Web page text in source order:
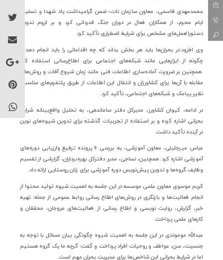
محمدمهدی قاسمی، معاون سازمان تات؛ ضمن گرامیداشت یاد شهدا و تسلیت
ایام محرم، از همکاران فعال در دوران جنگ قدردانی کرد و بر لزوم تدوین
دستورالعمل‌های مشخص برای شرایط اضطراری تأکید کرد.
وی افزود:در بحران‌ها باید هر بخش بداند که چه اقداماتی را باید انجام دهد و
چگونه از ابزارهایی مانند شبکه‌های اجتماعی برای اطلاع‌رسانی استفاده کند
.همچنین بر ضرورت آماده‌سازی اطلاعات فنی مانند زمان شیوع آفات و روش‌های
مقابله با آن‌ها برای کشاورزان و انتقال این اطلاعات از طریق پلتفرم‌های مناسب،
نظیر پیامک و شبکه‌های اجتماعی، تأکید کرد.
در ادامه، کیوان کشاورز، مدیرکل دفتر ساماندهی، به تحلیل واقع‌بینانه شرایط
بحرانی اشاره کرده و بر استفاده از تجربیات گذشته برای تدوین شیوه‌های نوین
در آینده تأکید داشت.
عباس میرجلیلی، معاون آموزشی، به بررسی ۶پرونده ترفیع وارزیابی دوره‌های
آموزشی اشاره کرد. همچنین، نساجی، مدیر دفترکل بهره‌برداران، گزارشی از تقسیم
وظایف گروه‌ها و تدوین پیش‌نویس دوره آموزشی برای زنان روستایی ارائه داد.
کریم موسوی معاون علمی موسسه در این جلسه به اهمیت شیوه تولید محتوا از
انجام فعالیت‌ها و بازنگری در روش‌های اطلاع رسانی روابط عمومی از جمله: تهیه
خبر، گزارش، روایت نویسی و اطلاع رسانی از فعالیت‌های مروجان، محققان و
کارهای علمی پرداخت.
عبدالله موموندی در این جلسه به اهمیت شیوه چگونگی بیان مسائل با توجه به
جنسیت، سن، عواطف و روحیات افراد پرداخت و گفت: گرچه ما یک گروه هستیم
اما در شرایط بحرانی این شاخص‌ها برای مدیریت بحران مهم است.